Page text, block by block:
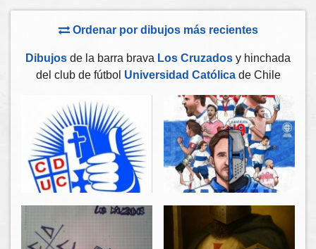
Ordenar por dibujos más recientes
Dibujos de la barra brava Los Cruzados y hinchada
del club de fútbol Universidad Católicade Chile